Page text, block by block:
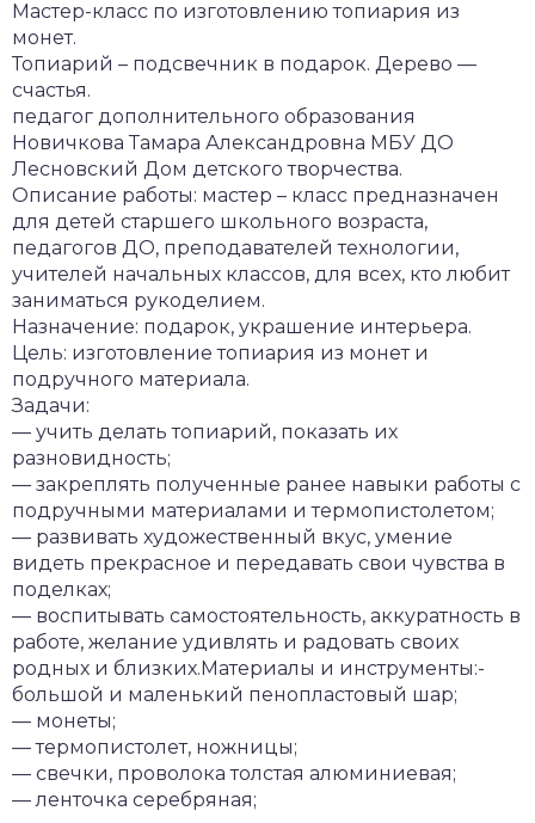
Мастер-класс по изготовлению топиария из
монет.
Топиарий – подсвечник в подарок. Дерево —
счастья.
педагог дополнительного образования
Новичкова Тамара Александровна МБУ ДО
Лесновский Дом детского творчества.
Описание работы: мастер – класс предназначен
для детей старшего школьного возраста,
педагогов ДО, преподавателей технологии,
учителей начальных классов, для всех, кто любит
заниматься рукоделием.
Назначение: подарок, украшение интерьера.
Цель: изготовление топиария из монет и
подручного материала.
Задачи:
— учить делать топиарий, показать их
разновидность;
— закреплять полученные ранее навыки работы с
подручными материалами и термопистолетом;
— развивать художественный вкус, умение
видеть прекрасное и передавать свои чувства в
поделках;
— воспитывать самостоятельность, аккуратность в
работе, желание удивлять и радовать своих
родных и близких.Материалы и инструменты:-
большой и маленький пенопластовый шар;
— монеты;
— термопистолет, ножницы;
— свечки, проволока толстая алюминиевая;
— ленточка серебряная;